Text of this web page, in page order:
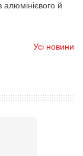
алюмінієвого й
Усі новини